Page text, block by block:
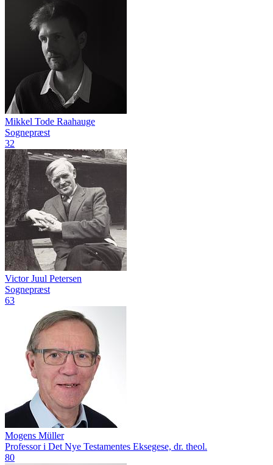
Mikkel Tode Raahauge
Sognepræst
32
Victor Juul Petersen
Sognepræst
63
Mogens Müller
Professor i Det Nye Testamentes Eksegese, dr. theol.
80